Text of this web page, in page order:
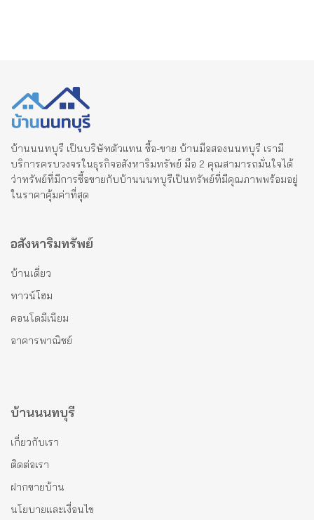
บ้านนนทบุรี เป็นบริษัทตัวแทน ซื้อ-ขาย บ้านมือสองนนทบุรี เรามี
บริการครบวงจรในธุรกิจอสังหาริมทรัพย์ มือ 2 คุณสามารถมั่นใจได้
ว่าทรัพย์ที่มีการซื้อขายกับบ้านนนทบุรีเป็นทรัพย์ที่มีคุณภาพพร้อมอยู่
ในราคาคุ้มค่าที่สุด
อสังหาริมทรัพย์
บ้านเดี่ยว
ทาวน์โฮม
คอนโดมีเนียม
อาคารพาณิชย์
บ้านนนทบุรี
เกี่ยวกับเรา
ติดต่อเรา
ฝากขายบ้าน
นโยบายและเงื่อนไข